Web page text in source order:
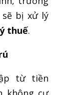
bị xử lý
thuế.
từ tiền